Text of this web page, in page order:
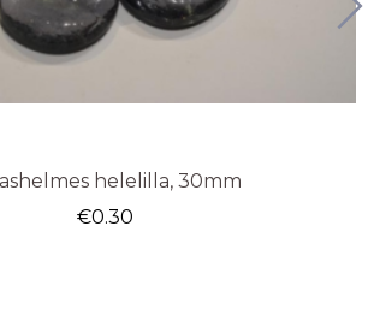
helelilla, 30mm
€0.30